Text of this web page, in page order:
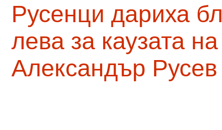
Русенци дариха
лева за каузата
Александър Русев